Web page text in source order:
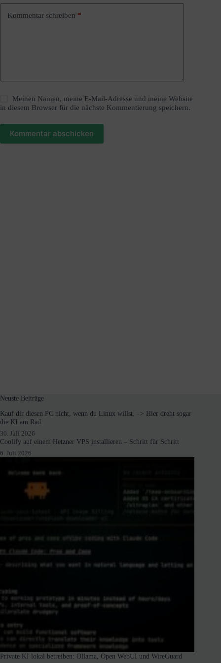
Kommentar schreiben *
Meinen Namen, meine E-Mail-Adresse und meine Website
in diesem Browser für die nächste Kommentierung speichern.
Kommentar abschicken
e
Neuste Beiträge
Kauf dir diesen PC nicht, wenn du Linux willst. –> Hier dreht sogar
die KI am Rad.
30. Juli 2026
Coolify auf einem Hetzner VPS installieren – Schritt für Schritt
6. Juli 2026
Private KI lokal betreiben: Ollama, Open WebUI und WireGuard